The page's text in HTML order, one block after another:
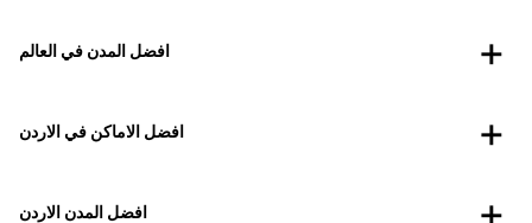
افضل المدن في العالم
افضل الاماكن في الاردن
افضل المدن الاردن